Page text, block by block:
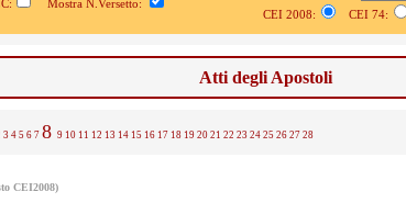
Mostra N.Versetto:
CEI 2008:
CEI 74:
Atti degli Apostoli
3 4 5 6 7 8 9 10 11 12 13 14 15 16 17 18 19 20 21 22 23 24 25 26 27 28
CEI2008)